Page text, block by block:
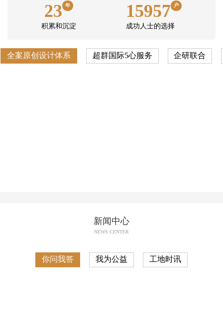
23 年
积累和沉淀
15957 户
成功人士的选择
全案原创设计体系 超群国际5心服务 企研联合
新闻中心
NEWS CENTER
你问我答 我为公益 工地时讯